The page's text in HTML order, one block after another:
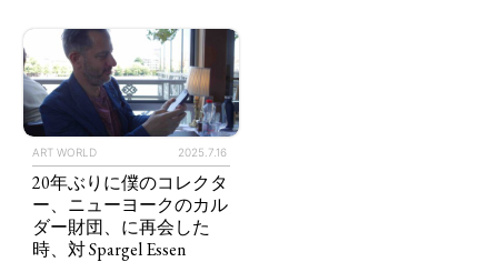
TAGS PEOPLE
ART WORLD 2025.7.16
20年ぶりに僕のコレクタ
ー、ニューヨークのカル
ダー財団、に再会した
時、対 Spargel Essen